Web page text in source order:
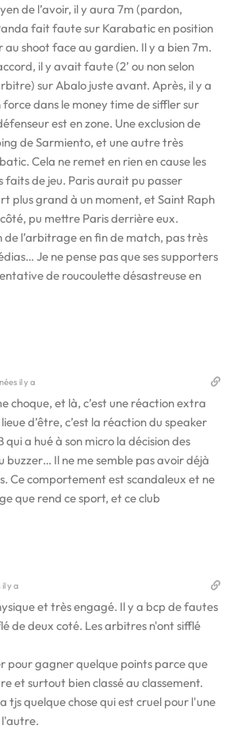
de l’avoir, il y aura 7m (pardon,
fait faute sur Karabatic en position
shoot face au gardien. Il y a bien 7m.
il y avait faute (2’ ou non selon
sur Abalo juste avant. Après, il y a
force dans le money time de siffler sur
est en zone. Une exclusion de
de Sarmiento, et une autre très
Cela ne remet en rien en cause les
faits de jeu. Paris aurait pu passer
plus grand à un moment, et Saint Raph
pu mettre Paris derrière eux.
de l’arbitrage en fin de match, pas très
Je ne pense pas que ses supporters
de roucoulette désastreuse en
il y a
choque, et là, c’est une réaction extra
d’être, c’est la réaction du speaker
qui a hué à son micro la décision des
buzzer… Il ne me semble pas avoir déjà
Ce comportement est scandaleux et ne
que rend ce sport, et ce club
y a
et très engagé. Il y a bcp de fautes
de deux coté. Les arbitres n'ont sifflé
pour gagner quelque points parce que
et surtout bien classé au classement.
tjs quelque chose qui est cruel pour l'une